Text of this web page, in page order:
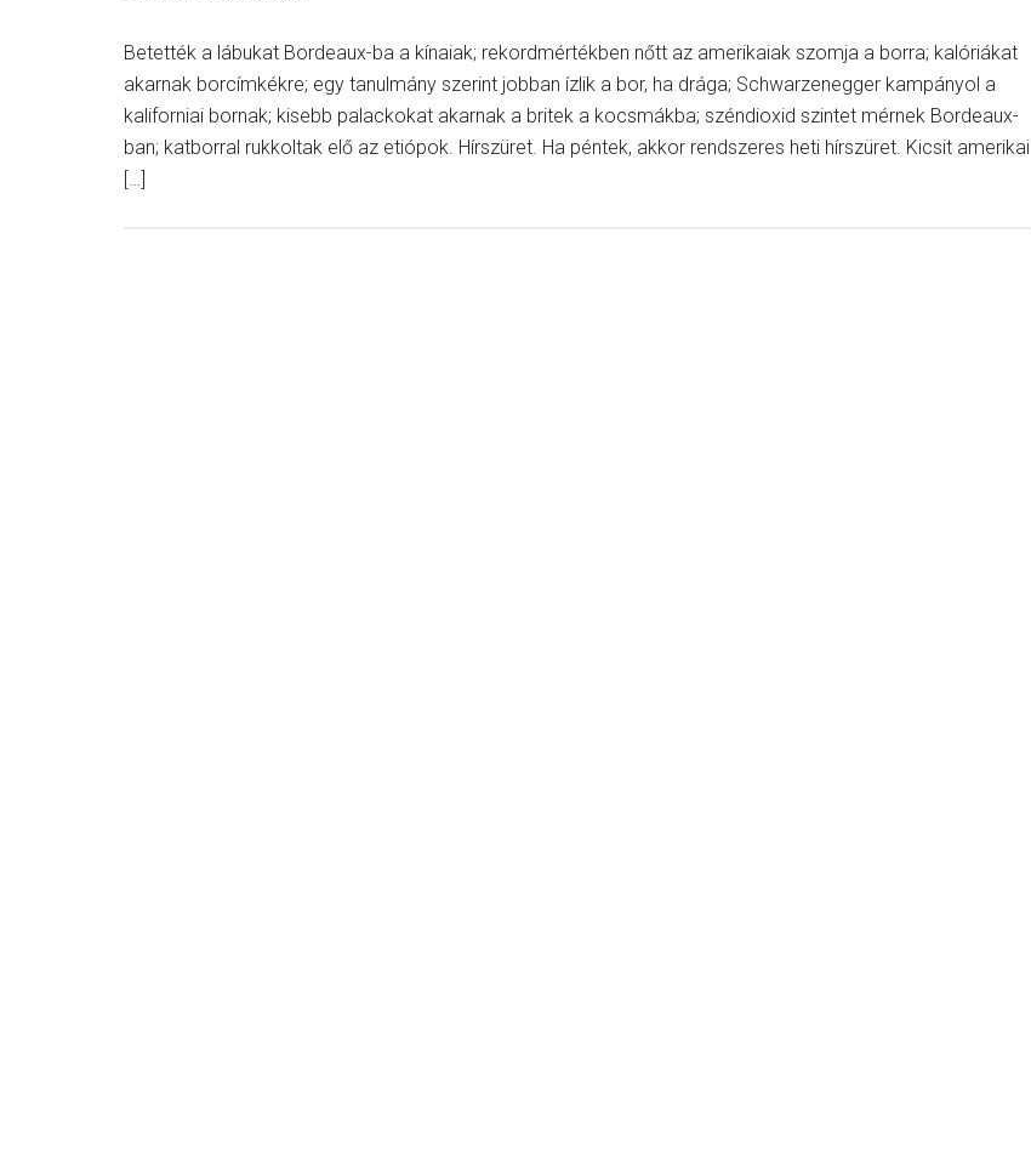
Betették a lábukat Bordeaux-ba a kínaiak; rekordmértékben nőtt az amerikaiak szomja a borra; kalóriákat
akarnak borcímkékre; egy tanulmány szerint jobban ízlik a bor, ha drága; Schwarzenegger kampányol a
kaliforniai bornak; kisebb palackokat akarnak a britek a kocsmákba; széndioxid szintet mérnek Bordeaux-
ban; katborral rukkoltak elő az etiópok. Hírszüret. Ha péntek, akkor rendszeres heti hírszüret. Kicsit amerikai
[…]